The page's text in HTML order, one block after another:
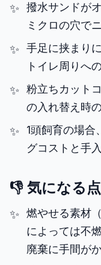
撥水サンドが
ミクロの穴で
手足に挟まり
トイレ周りへ
粉立ちカット
の入れ替え時
1頭飼育の場合
グコストと手
👎 気になる点
燃やせる素材
によっては不
廃棄に手間が